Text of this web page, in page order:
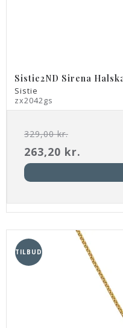
Sistie2ND Sirena
Sistie
zx2042gs
329,00 kr.
263,20 kr.
TILBUD